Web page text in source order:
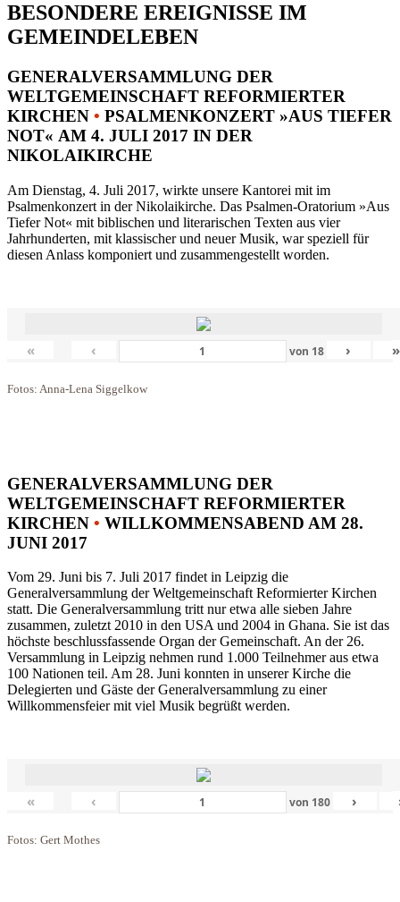
BESONDERE EREIGNISSE IM
GEMEINDELEBEN
GENERALVERSAMMLUNG DER
WELTGEMEINSCHAFT REFORMIERTER
KIRCHEN • PSALMENKONZERT »AUS TIEFER
NOT« AM 4. JULI 2017 IN DER
NIKOLAIKIRCHE
Am Dienstag, 4. Juli 2017, wirkte unsere Kantorei mit im
Psalmenkonzert in der Nikolaikirche. Das Psalmen-Oratorium »Aus
Tiefer Not« mit biblischen und literarischen Texten aus vier
Jahrhunderten, mit klassischer und neuer Musik, war speziell für
diesen Anlass komponiert und zusammengestellt worden.
« ‹ von 18 › »
Fotos: Anna-Lena Siggelkow
GENERALVERSAMMLUNG DER
WELTGEMEINSCHAFT REFORMIERTER
KIRCHEN • WILLKOMMENSABEND AM 28.
JUNI 2017
Vom 29. Juni bis 7. Juli 2017 findet in Leipzig die
Generalversammlung der Weltgemeinschaft Reformierter Kirchen
statt. Die Generalversammlung tritt nur etwa alle sieben Jahre
zusammen, zuletzt 2010 in den USA und 2004 in Ghana. Sie ist das
höchste beschlussfassende Organ der Gemeinschaft. An der 26.
Versammlung in Leipzig nehmen rund 1.000 Teilnehmer aus etwa
100 Nationen teil. Am 28. Juni konnten in unserer Kirche die
Delegierten und Gäste der Generalversammlung zu einer
Willkommensfeier mit viel Musik begrüßt werden.
« ‹ von 180 ›
Fotos: Gert Mothes